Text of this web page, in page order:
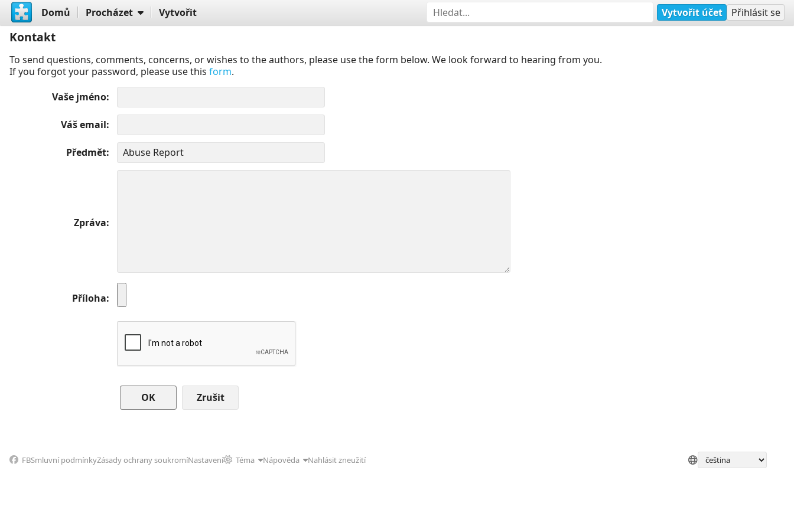
Domů Procházet Vytvořit Vytvořit účet Přihlásit se
Kontakt
To send questions, comments, concerns, or wishes to the authors, please use the form below. We look forward to hearing from you.
If you forgot your password, please use this form.
Vaše jméno
Váš email
Předmět
Zpráva
Příloha
Zrušit
FBSmluvní podmínkyZásady ochrany soukromíNastavení Téma Nápověda Nahlásit zneužití